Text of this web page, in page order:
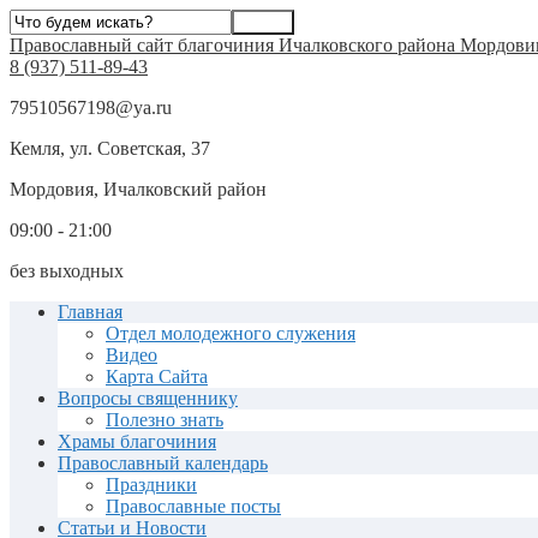
Православный сайт благочиния Ичалковского района
8 (937) 511-89-43
79510567198@ya.ru
Кемля, ул. Советская, 37
Мордовия, Ичалковский район
09:00 - 21:00
без выходных
Главная
Отдел молодежного служения
Видео
Карта Сайта
Вопросы священнику
Полезно знать
Храмы благочиния
Православный календарь
Праздники
Православные посты
Статьи и Новости